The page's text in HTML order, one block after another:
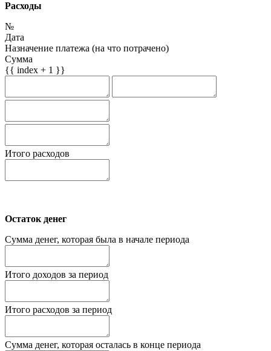
Расходы
№
Дата
Назначение платежа (на что потрачено)
Сумма
{{ index + 1 }}
Итого расходов
Остаток денег
Сумма денег, которая была в начале периода
Итого доходов за период
Итого расходов за период
Сумма денег, которая осталась в конце периода